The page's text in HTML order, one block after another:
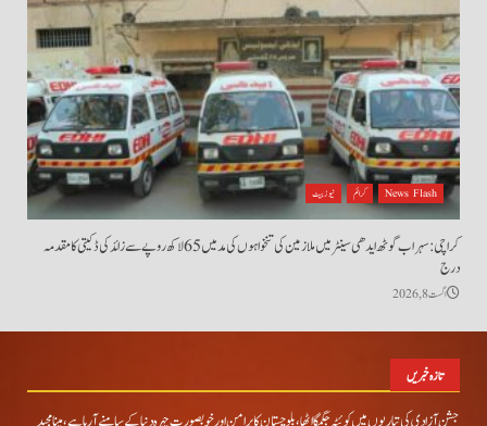
News Flash کرائم نیوز بیٹ
کراچی: سہراب گوٹھ ایدھی سینٹر میں ملازمین کی تنخواہوں کی مد میں 65 لاکھ روپے سے زائد کی ڈکیتی کا مقدمہ
درج
اگست 8, 2026
تازہ خبریں